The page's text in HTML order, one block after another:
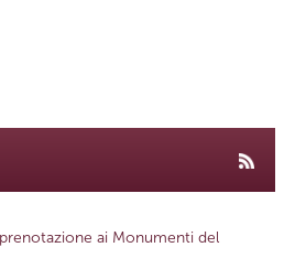
ai Monumenti del